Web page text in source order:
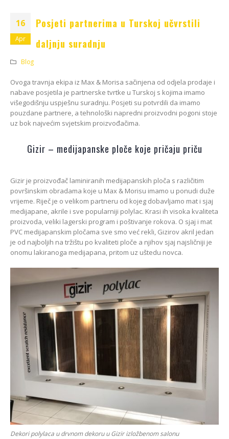
16
Apr
Posjeti partnerima u Turskoj učvrstili
daljnju suradnju
Blog
Ovoga travnja ekipa iz Max & Morisa sačinjena od odjela prodaje i
nabave posjetila je partnerske tvrtke u Turskoj s kojima imamo
višegodišnju uspješnu suradnju. Posjeti su potvrdili da imamo
pouzdane partnere, a tehnološki napredni proizvodni pogoni stoje
uz bok najvećim svjetskim proizvođačima.
Gizir – medijapanske ploče koje pričaju priču
Gizir je proizvođač laminiranih medijapanskih ploča s različitim
površinskim obradama koje u Max & Morisu imamo u ponudi duže
vrijeme. Riječ je o velikom partneru od kojeg dobavljamo mat i sjaj
medijapane, akrile i sve popularniji polylac. Krasi ih visoka kvaliteta
proizvoda, veliki lagerski program i poštivanje rokova. O sjaj i mat
PVC medijapanskim pločama sve smo već rekli, Gizirov akril jedan
je od najboljih na tržištu po kvaliteti ploče a njihov sjaj najsličniji je
onomu lakiranoga medijapana, pritom uz uštedu novca.
Dekori polylaca u drvnom dekoru u Gizir izložbenom salonu
15/01/2025
Podloge za EGGER
EGGER Dekorativna
kolekcija 26+
spaja i najzahtjevnije
kutove
12/05/2026